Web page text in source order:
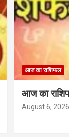
आज का राशिफल
आज का
August 6, 2026